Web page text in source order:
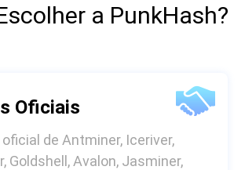
a PunkHash?
Oficiais
de Antminer, Iceriver,
Goldshell, Avalon, Jasminer,